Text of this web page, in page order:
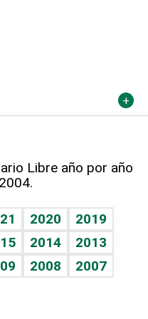
Libre año por año
2020
2019
2014
2013
2008
2007